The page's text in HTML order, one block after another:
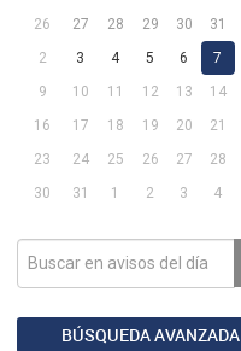
26 27 28 29 30 31
2
3 4 5 6 7
9
10 11 12 13 14
16
17 18 19 20 21
23
24 25 26 27 28
30
31 1 2 3 4
BÚSQUEDA AVANZADA